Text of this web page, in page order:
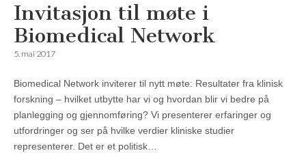
Invitasjon til møte i
Biomedical Network
5. mai 2017
Biomedical Network inviterer til nytt møte: Resultater fra klinisk
forskning – hvilket utbytte har vi og hvordan blir vi bedre på
planlegging og gjennomføring? Vi presenterer erfaringer og
utfordringer og ser på hvilke verdier kliniske studier
representerer. Det er et politisk…